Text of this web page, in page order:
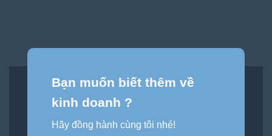
Bạn muốn biết thêm về
kinh doanh ?
Hãy đồng hành cùng tôi nhé!